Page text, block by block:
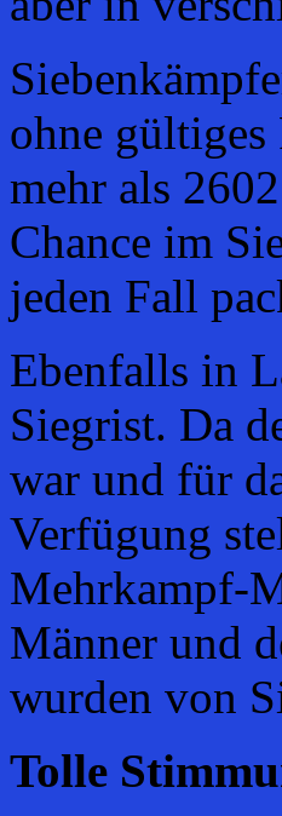
ohne
mehr als
Chance im
jeden Fall
Ebenfalls in
Siegrist. Da
war und für
Verfügung
Mehrkampf-
Männer und
wurden von
Tolle